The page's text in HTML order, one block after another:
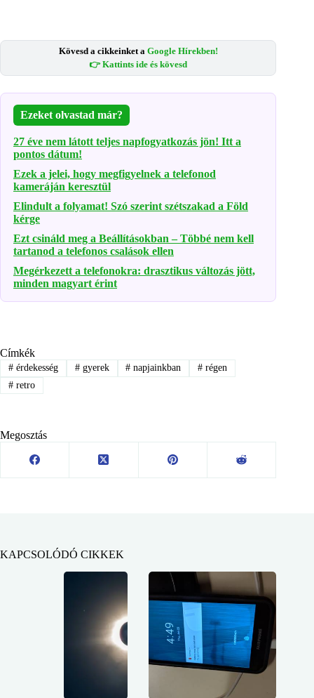
Kövesd a cikkeinket a Google Hírekben!
👉 Kattints ide és kövesd
Ezeket olvastad már?
27 éve nem látott teljes napfogyatkozás jön! Itt a
pontos dátum!
Ezek a jelei, hogy megfigyelnek a telefonod
kameráján keresztül
Elindult a folyamat! Szó szerint szétszakad a Föld
kérge
Ezt csináld meg a Beállításokban – Többé nem kell
tartanod a telefonos csalások ellen
Megérkezett a telefonokra: drasztikus változás jött,
minden magyart érint
Címkék
#érdekesség #gyerek # napjainkban # régen
#retro
Megosztás
KAPCSOLÓDÓ CIKKEK